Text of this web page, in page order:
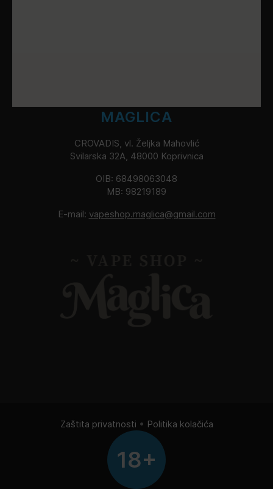
MAGLICA
CROVADIS, vl. Željka Mahovlić
Svilarska 32A, 48000 Koprivnica
OIB: 68498063048
MB: 98219189
E-mail: vapeshop.maglica@gmail.com
Zaštita privatnosti • Politika kolačića
18+